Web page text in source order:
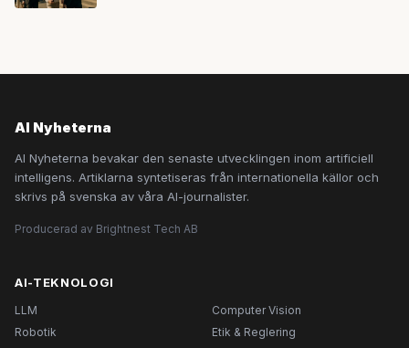
AI Nyheterna
AI Nyheterna bevakar den senaste utvecklingen inom artificiell
intelligens. Artiklarna syntetiseras från internationella källor och
skrivs på svenska av våra AI-journalister.
Producerad av Brightnest Tech AB
AI-TEKNOLOGI
LLM
Computer Vision
Robotik
Etik & Reglering